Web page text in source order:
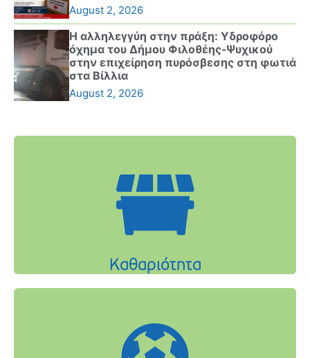
August 2, 2026
Η αλληλεγγύη στην πράξη: Υδροφόρο
όχημα του Δήμου Φιλοθέης-Ψυχικού
στην επιχείρηση πυρόσβεσης στη φωτιά
στα Βίλλια
August 2, 2026